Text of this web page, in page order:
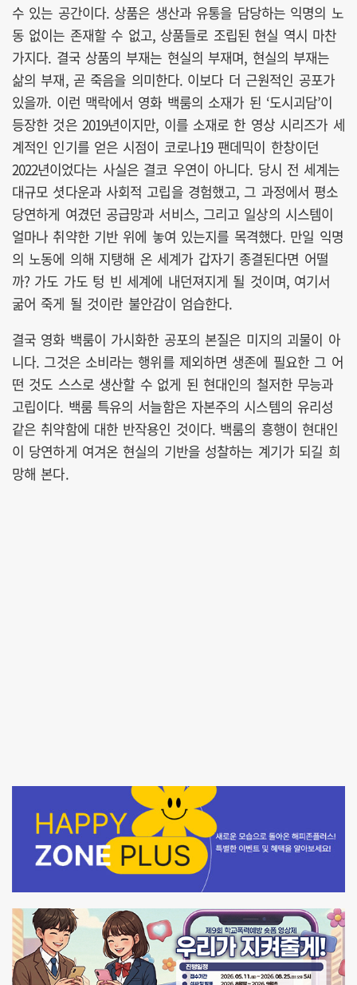
수 있는 공간이다. 상품은 생산과 유통을 담당하는 익명의 노
동 없이는 존재할 수 없고, 상품들로 조립된 현실 역시 마찬
가지다. 결국 상품의 부재는 현실의 부재며, 현실의 부재는
삶의 부재, 곧 죽음을 의미한다. 이보다 더 근원적인 공포가
있을까. 이런 맥락에서 영화 백룸의 소재가 된 ‘도시괴담’이
등장한 것은 2019년이지만, 이를 소재로 한 영상 시리즈가 세
계적인 인기를 얻은 시점이 코로나19 팬데믹이 한창이던
2022년이었다는 사실은 결코 우연이 아니다. 당시 전 세계는
대규모 셧다운과 사회적 고립을 경험했고, 그 과정에서 평소
당연하게 여겼던 공급망과 서비스, 그리고 일상의 시스템이
얼마나 취약한 기반 위에 놓여 있는지를 목격했다. 만일 익명
의 노동에 의해 지탱해 온 세계가 갑자기 종결된다면 어떨
까? 가도 가도 텅 빈 세계에 내던져지게 될 것이며, 여기서
굶어 죽게 될 것이란 불안감이 엄습한다.
결국 영화 백룸이 가시화한 공포의 본질은 미지의 괴물이 아
니다. 그것은 소비라는 행위를 제외하면 생존에 필요한 그 어
떤 것도 스스로 생산할 수 없게 된 현대인의 철저한 무능과
고립이다. 백룸 특유의 서늘함은 자본주의 시스템의 유리성
같은 취약함에 대한 반작용인 것이다. 백룸의 흥행이 현대인
이 당연하게 여겨온 현실의 기반을 성찰하는 계기가 되길 희
망해 본다.